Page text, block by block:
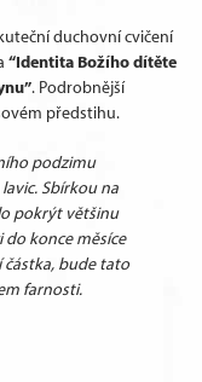
duchovní cvičení
“Identita Božího dítěte
. Podrobnější
předstihu.
podzimu
Sbírkou na
pokrýt většinu
do konce měsíce
částka, bude tato
farnosti.